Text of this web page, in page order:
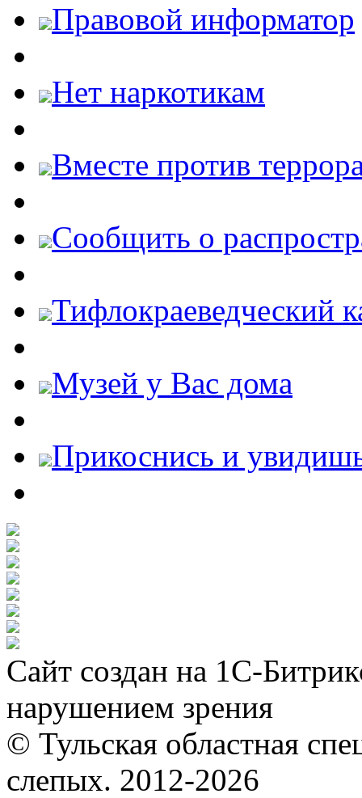
Правовой информатор
Нет наркотикам
Вместе против
Cообщить о
Тифлокраеведческий
Музей у Вас дома
Прикоснись и
Сайт создан на 1С-
нарушением зрения
© Тульская областная
слепых. 2012-2026